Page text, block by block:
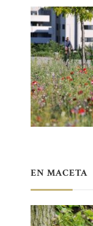
EN MACETA